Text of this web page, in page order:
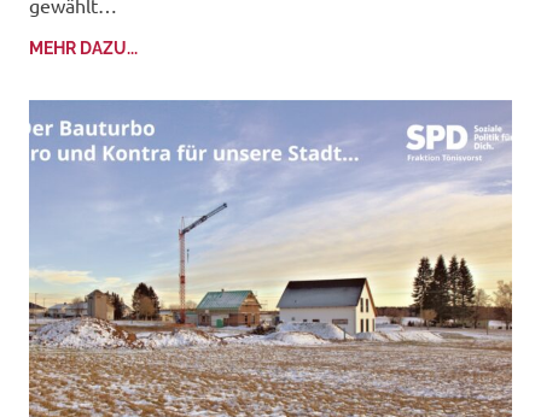
gewählt…
MEHR DAZU...